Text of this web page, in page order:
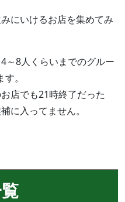
にいけるお店を集めてみ
～8人くらいまでのグルー
。
店でも21時終了だった
に入ってません。